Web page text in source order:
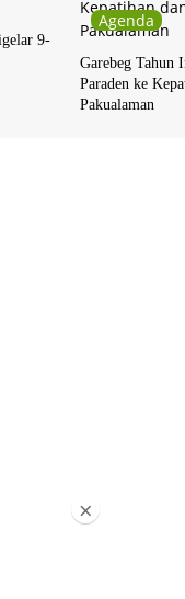
9-
Agenda
Garebeg Tahun
Paraden ke
Pakualaman
×